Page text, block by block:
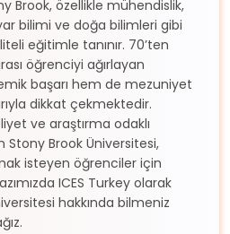
Brook, özellikle mühendislik,
bilimi ve doğa bilimleri gibi
eğitimle tanınır. 70’ten
öğrenciyi ağırlayan
başarı hem de mezuniyet
dikkat çekmektedir.
ve araştırma odaklı
Stony Brook Üniversitesi,
isteyen öğrenciler için
ICES Turkey olarak
hakkında bilmeniz